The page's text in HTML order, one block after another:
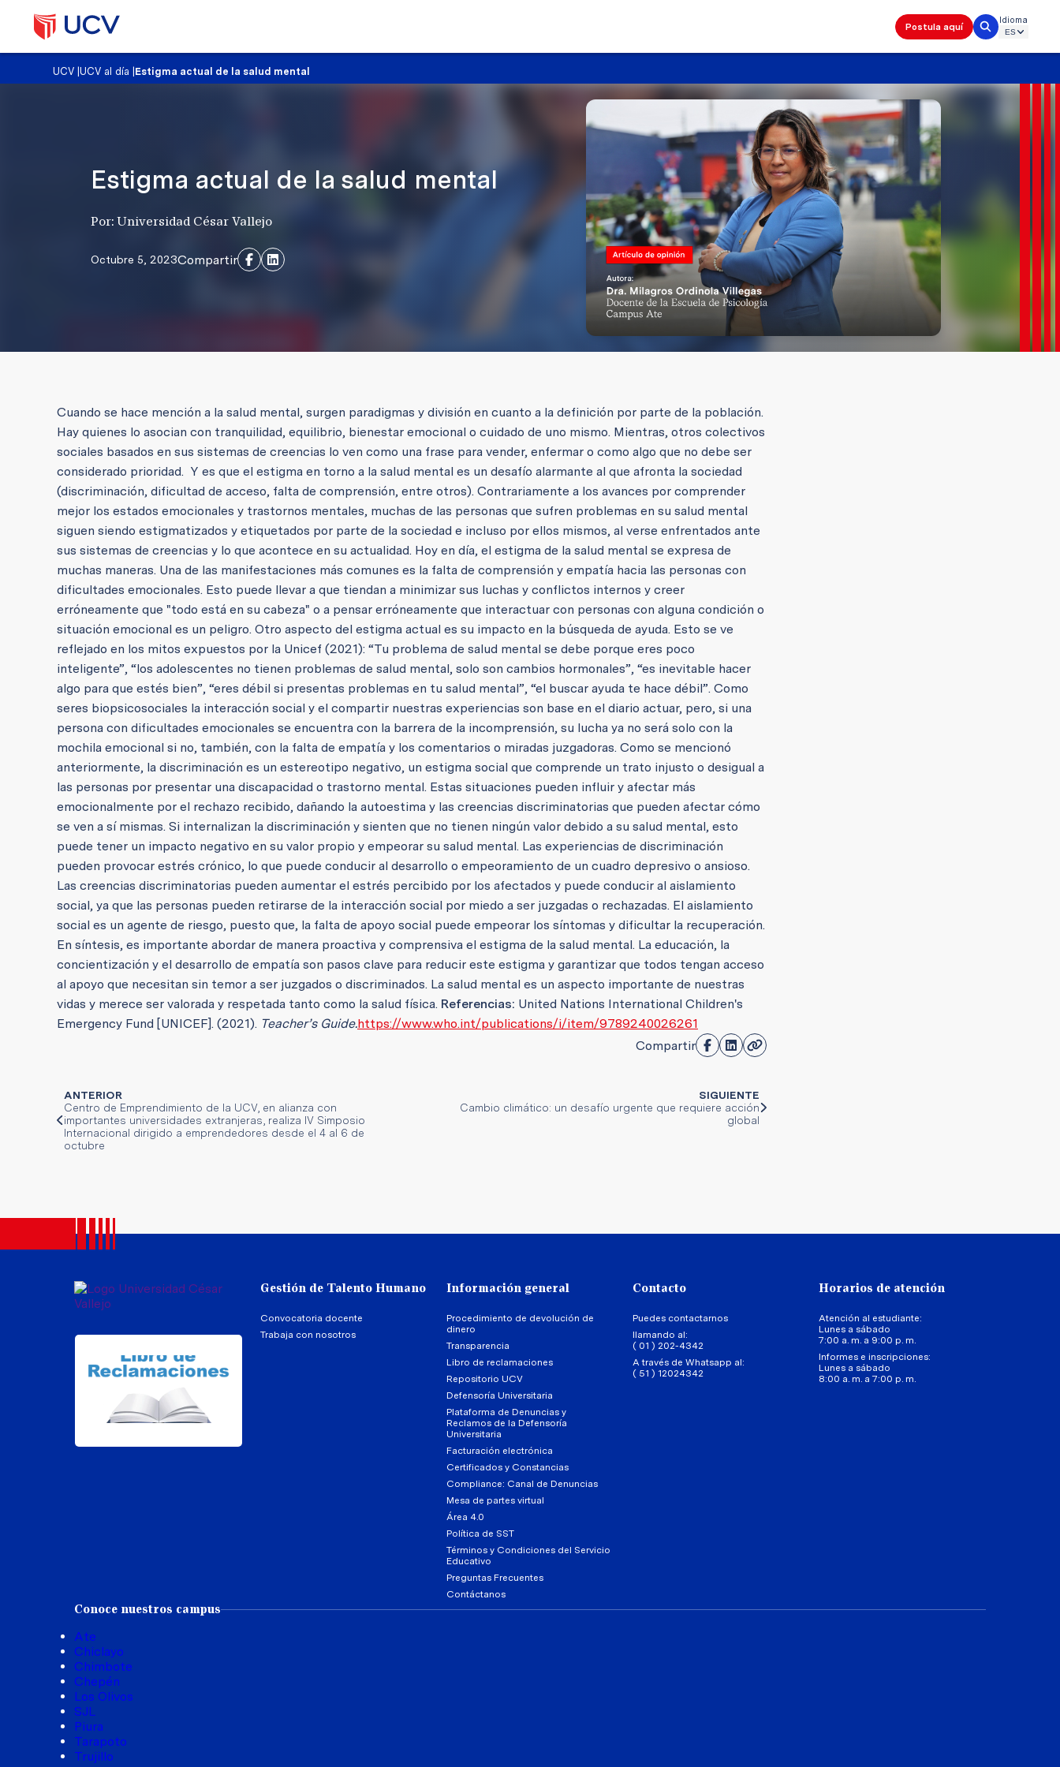
Postula aquí
Idioma
UCV |UCV al día Estigma actual de la salud mental
Estigma actual de la salud mental
Por: Universidad César Vallejo
Octubre 5, 2023Compartir
Cuando se hace mención a la salud mental, surgen paradigmas y división en cuanto a la definición por parte de la población.
Hay quienes lo asocian con tranquilidad, equilibrio, bienestar emocional o cuidado de uno mismo. Mientras, otros colectivos
sociales basados en sus sistemas de creencias lo ven como una frase para vender, enfermar o como algo que no debe ser
considerado prioridad. Y es que el estigma en torno a la salud mental es un desafío alarmante al que afronta la sociedad
(discriminación, dificultad de acceso, falta de comprensión, entre otros). Contrariamente a los avances por comprender
mejor los estados emocionales y trastornos mentales, muchas de las personas que sufren problemas en su salud mental
siguen siendo estigmatizados y etiquetados por parte de la sociedad e incluso por ellos mismos, al verse enfrentados ante
sus sistemas de creencias y lo que acontece en su actualidad. Hoy en día, el estigma de la salud mental se expresa de
muchas maneras. Una de las manifestaciones más comunes es la falta de comprensión y empatía hacia las personas con
dificultades emocionales. Esto puede llevar a que tiendan a minimizar sus luchas y conflictos internos y creer
erróneamente que "todo está en su cabeza" o a pensar erróneamente que interactuar con personas con alguna condición o
situación emocional es un peligro. Otro aspecto del estigma actual es su impacto en la búsqueda de ayuda. Esto se ve
reflejado en los mitos expuestos por la Unicef (2021): “Tu problema de salud mental se debe porque eres poco
inteligente”, “los adolescentes no tienen problemas de salud mental, solo son cambios hormonales”, “es inevitable hacer
algo para que estés bien”, “eres débil si presentas problemas en tu salud mental”, “el buscar ayuda te hace débil”. Como
seres biopsicosociales la interacción social y el compartir nuestras experiencias son base en el diario actuar, pero, si una
persona con dificultades emocionales se encuentra con la barrera de la incomprensión, su lucha ya no será solo con la
mochila emocional si no, también, con la falta de empatía y los comentarios o miradas juzgadoras. Como se mencionó
anteriormente, la discriminación es un estereotipo negativo, un estigma social que comprende un trato injusto o desigual a
las personas por presentar una discapacidad o trastorno mental. Estas situaciones pueden influir y afectar más
emocionalmente por el rechazo recibido, dañando la autoestima y las creencias discriminatorias que pueden afectar cómo
se ven a sí mismas. Si internalizan la discriminación y sienten que no tienen ningún valor debido a su salud mental, esto
puede tener un impacto negativo en su valor propio y empeorar su salud mental. Las experiencias de discriminación
pueden provocar estrés crónico, lo que puede conducir al desarrollo o empeoramiento de un cuadro depresivo o ansioso.
Las creencias discriminatorias pueden aumentar el estrés percibido por los afectados y puede conducir al aislamiento
social, ya que las personas pueden retirarse de la interacción social por miedo a ser juzgadas o rechazadas. El aislamiento
social es un agente de riesgo, puesto que, la falta de apoyo social puede empeorar los síntomas y dificultar la recuperación.
En síntesis, es importante abordar de manera proactiva y comprensiva el estigma de la salud mental. La educación, la
concientización y el desarrollo de empatía son pasos clave para reducir este estigma y garantizar que todos tengan acceso
al apoyo que necesitan sin temor a ser juzgados o discriminados. La salud mental es un aspecto importante de nuestras
vidas y merece ser valorada y respetada tanto como la salud física. Referencias: United Nations International Children's
Emergency Fund [UNICEF]. (2021). Teacher’s Guide.https://www.who.int/publications/i/item/9789240026261
Compartir
ANTERIOR
Centro de Emprendimiento de la UCV, en alianza con
importantes universidades extranjeras, realiza IV Simposio
Internacional dirigido a emprendedores desde el 4 al 6 de
octubre
SIGUIENTE
Cambio climático: un desafío urgente que requiere acción
global
Gestión de Talento Humano
Convocatoria docente
Trabaja con nosotros
Información general
Procedimiento de devolución de
dinero
Transparencia
Libro de reclamaciones
Repositorio UCV
Defensoría Universitaria
Plataforma de Denuncias y
Reclamos de la Defensoría
Universitaria
Facturación electrónica
Certificados y Constancias
Compliance: Canal de Denuncias
Mesa de partes virtual
Área 4.0
Política de SST
Términos y Condiciones del Servicio
Educativo
Preguntas Frecuentes
Contáctanos
Contacto
Puedes contactarnos
llamando al:
( 01 ) 202-4342
A través de Whatsapp al:
( 51 ) 12024342
Horarios de atención
Atención al estudiante:
Lunes a sábado
7:00 a. m. a 9:00 p. m.
Informes e inscripciones:
Lunes a sábado
8:00 a. m. a 7:00 p. m.
Conoce nuestros campus
Ate
Chiclayo
Chimbote
Chepén
Los Olivos
SJL
Piura
Tarapoto
Trujillo